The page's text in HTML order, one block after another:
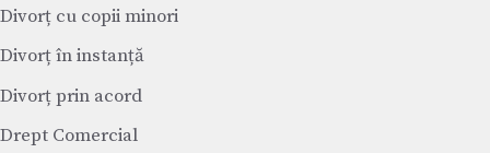
Divorț cu copii minori
Divorț în instanță
Divorț prin acord
Drept Comercial